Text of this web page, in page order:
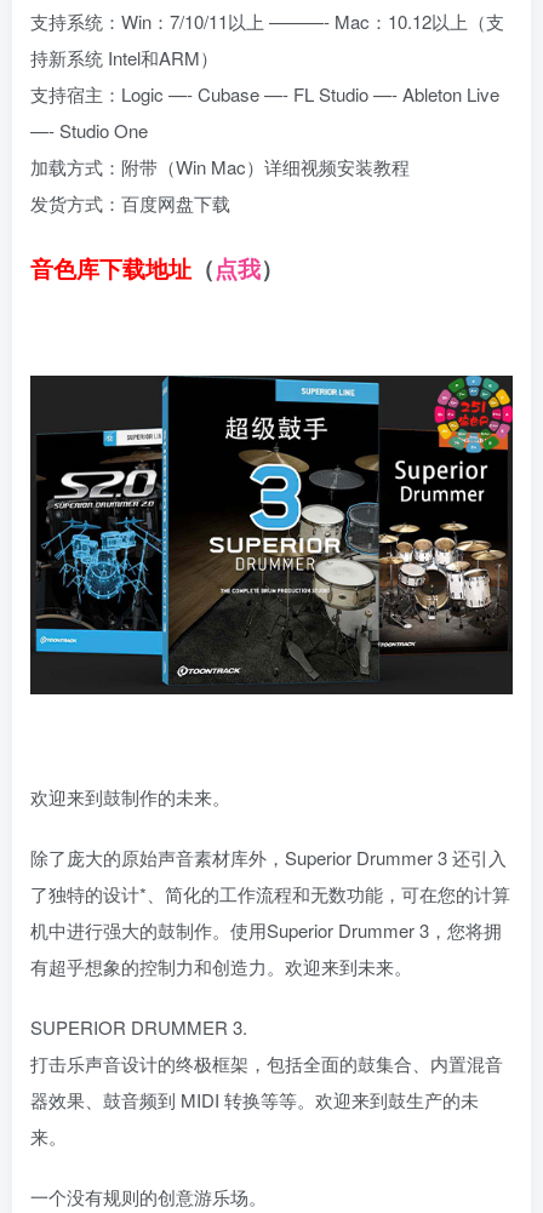
支持系统：Win：7/10/11以上 ———- Mac：10.12以上（支
持新系统 Intel和ARM）
支持宿主：Logic —- Cubase —- FL Studio —- Ableton Live
—- Studio One
加载方式：附带（Win Mac）详细视频安装教程
发货方式：百度网盘下载
音色库下载地址 （点我）
欢迎来到鼓制作的未来。
除了庞大的原始声音素材库外，Superior Drummer 3 还引入
了独特的设计*、简化的工作流程和无数功能，可在您的计算
机中进行强大的鼓制作。使用Superior Drummer 3，您将拥
有超乎想象的控制力和创造力。欢迎来到未来。
SUPERIOR DRUMMER 3.
打击乐声音设计的终极框架，包括全面的鼓集合、内置混音
器效果、鼓音频到 MIDI 转换等等。欢迎来到鼓生产的未
来。
一个没有规则的创意游乐场。